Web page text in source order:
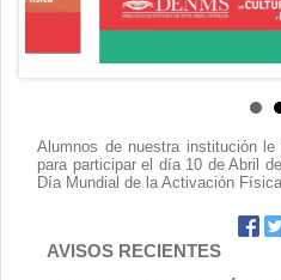
Alumnos de nuestra institución
para participar el día 10 de Abril
Día Mundial de la Activación
AVISOS RECIENTES